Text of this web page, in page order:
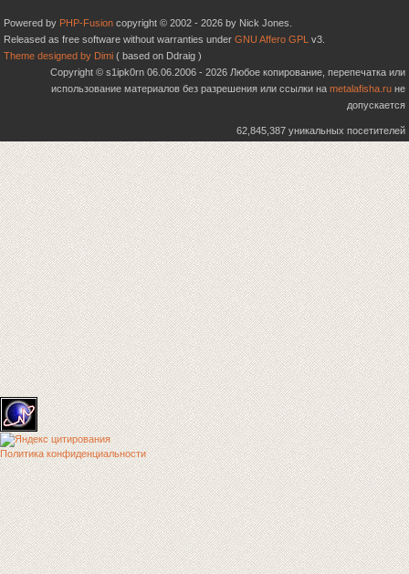
Powered by PHP-Fusion copyright © 2002 - 2026 by Nick Jones.
Released as free software without warranties under GNU Affero GPL v3.
Theme designed by Dimi ( based on Ddraig )
Copyright © s1ipk0rn 06.06.2006 - 2026 Любое копирование, перепечатка или
использование материалов без разрешения или ссылки на metalafisha.ru не
допускается
62,845,387 уникальных посетителей
Политика конфиденциальности